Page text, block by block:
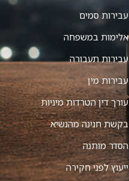
עבירות סמים
אלימות במשפחה
עבירות תעבורה
עבירות מין
עורך דין הטרדות מיניות
בקשת חנינה מהנשיא
הסדר מותנה
ייעוץ לפני חקירה